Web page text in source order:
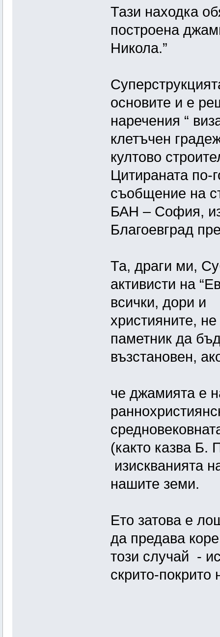
Тази находка
построена
Никола.”
основите и е
наречения “
клетъчен
култово
Цитираната по-
съобщение на
БАН – София,
Благоевград
Та, драги ми,
активисти на
всички, дори и
християните,
паметник да
възстановен,
че джамията е
(както казва Б.
изискванията
нашите земи.
Ето затова е
да предава
този случай -
скрито-покрито